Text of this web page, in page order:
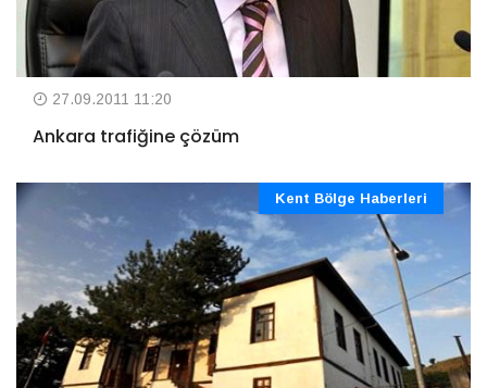
27.09.2011 11:20
Ankara trafiğine çözüm
Kent Bölge Haberleri